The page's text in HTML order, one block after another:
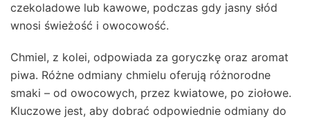
czekoladowe lub kawowe, podczas gdy jasny słód
wnosi świeżość i owocowość.
Chmiel, z kolei, odpowiada za goryczkę oraz aromat
piwa. Różne odmiany chmielu oferują różnorodne
smaki – od owocowych, przez kwiatowe, po ziołowe.
Kluczowe jest, aby dobrać odpowiednie odmiany do